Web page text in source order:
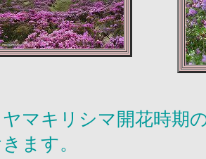
ヤマキリシマ開花時期
ます。